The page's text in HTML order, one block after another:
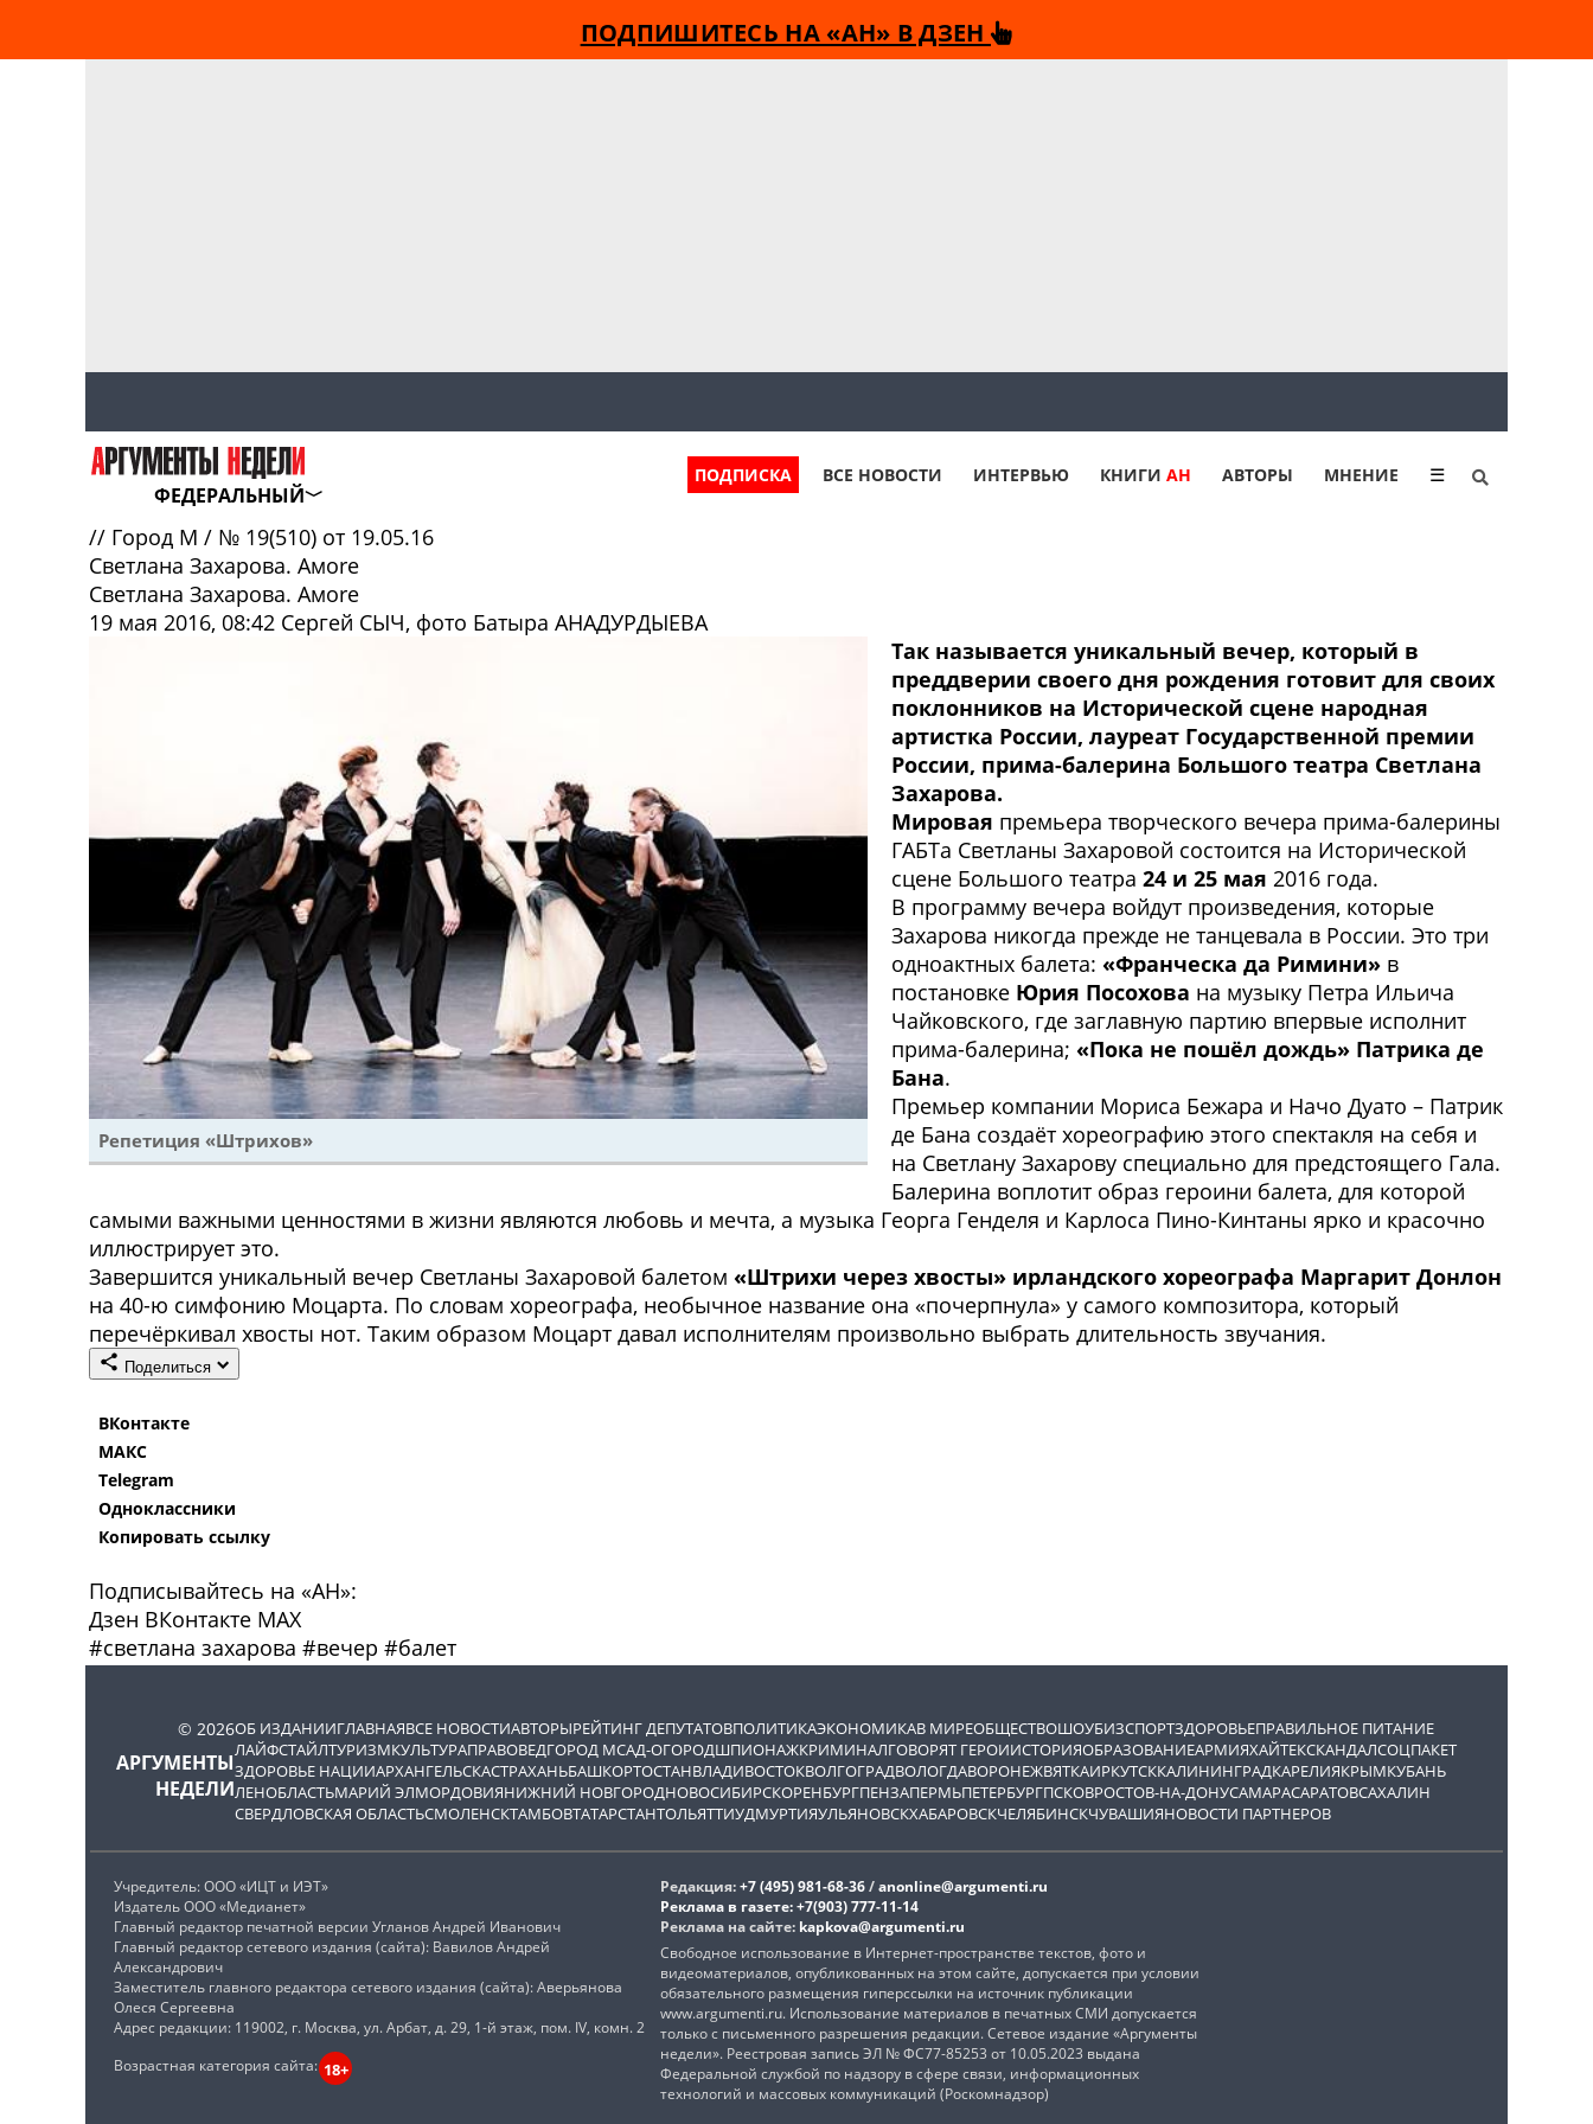
ПОДПИШИТЕСЬ НА «АН» В ДЗЕН
ФЕДЕРАЛЬНЫЙ
ПОДПИСКА ВСЕ НОВОСТИ ИНТЕРВЬЮ КНИГИ АН АВТОРЫ МНЕНИЕ ☰
// Город М / № 19(510) от 19.05.16
Светлана Захарова. Амore
Светлана Захарова. Амore
19 мая 2016, 08:42 Сергей СЫЧ, фото Батыра АНАДУРДЫЕВА
Репетиция «Штрихов»
Так называется уникальный вечер, который в
преддверии своего дня рождения готовит для своих
поклонников на Исторической сцене народная
артистка России, лауреат Государственной премии
России, прима-балерина Большого театра Светлана
Захарова.
Мировая премьера творческого вечера прима-балерины
ГАБТа Светланы Захаровой состоится на Исторической
сцене Большого театра 24 и 25 мая 2016 года.
В программу вечера войдут произведения, которые
Захарова никогда прежде не танцевала в России. Это три
одноактных балета: «Франческа да Римини»в
постановке Юрия Посохова на музыку Петра Ильича
Чайковского, где заглавную партию впервые исполнит
прима-балерина; «Пока не пошёл дождь» Патрика де
Бана.
Премьер компании Мориса Бежара и Начо Дуато – Патрик
де Бана создаёт хореографию этого спектакля на себя и
на Светлану Захарову специально для предстоящего Гала.
Балерина воплотит образ героини балета, для которой
самыми важными ценностями в жизни являются любовь и мечта, а музыка Георга Генделя и Карлоса Пино-Кинтаны ярко и красочно
иллюстрирует это.
Завершится уникальный вечер Светланы Захаровой балетом «Штрихи через хвосты» ирландского хореографа Маргарит Донлон
на 40-ю симфонию Моцарта. По словам хореографа, необычное название она «почерпнула» у самого композитора, который
перечёркивал хвосты нот. Таким образом Моцарт давал исполнителям произвольно выбрать длительность звучания.
Поделиться
ВКонтакте
МАКС
Telegram
Одноклассники
Копировать ссылку
Подписывайтесь на «АН»:
Дзен ВКонтакте МАХ
#светлана захарова #вечер #балет
© 2026
АРГУМЕНТЫ
НЕДЕЛИ
ОБ ИЗДАНИИГЛАВНАЯВСЕ НОВОСТИАВТОРЫРЕЙТИНГ ДЕПУТАТОВПОЛИТИКАЭКОНОМИКАВ МИРЕОБЩЕСТВОШОУБИЗСПОРТЗДОРОВЬЕПРАВИЛЬНОЕ ПИТАНИЕ
ЛАЙФСТАЙЛТУРИЗМКУЛЬТУРАПРАВОВЕДГОРОД МСАД-ОГОРОДШПИОНАЖКРИМИНАЛГОВОРЯТ ГЕРОИИСТОРИЯОБРАЗОВАНИЕАРМИЯХАЙТЕКСКАНДАЛСОЦПАКЕТ
ЗДОРОВЬЕ НАЦИИАРХАНГЕЛЬСКАСТРАХАНЬБАШКОРТОСТАНВЛАДИВОСТОКВОЛГОГРАДВОЛОГДАВОРОНЕЖВЯТКАИРКУТСККАЛИНИНГРАДКАРЕЛИЯКРЫМКУБАНЬ
ЛЕНОБЛАСТЬМАРИЙ ЭЛМОРДОВИЯНИЖНИЙ НОВГОРОДНОВОСИБИРСКОРЕНБУРГПЕНЗАПЕРМЬПЕТЕРБУРГПСКОВРОСТОВ-НА-ДОНУСАМАРАСАРАТОВСАХАЛИН
СВЕРДЛОВСКАЯ ОБЛАСТЬСМОЛЕНСКТАМБОВТАТАРСТАНТОЛЬЯТТИУДМУРТИЯУЛЬЯНОВСКХАБАРОВСКЧЕЛЯБИНСКЧУВАШИЯНОВОСТИ ПАРТНЕРОВ
Учредитель: ООО «ИЦТ и ИЭТ»
Издатель ООО «Медианет»
Главный редактор печатной версии Угланов Андрей Иванович
Главный редактор сетевого издания (сайта): Вавилов Андрей
Александрович
Заместитель главного редактора сетевого издания (сайта): Аверьянова
Олеся Сергеевна
Адрес редакции: 119002, г. Москва, ул. Арбат, д. 29, 1-й этаж, пом. IV, комн. 2
Возрастная категория сайта: 18+
Редакция:+7 (495) 981-68-36/anonline@argumenti.ru
Реклама в газете:+7(903) 777-11-14
Реклама на сайте: kapkova@argumenti.ru
Свободное использование в Интернет-пространстве текстов, фото и
видеоматериалов, опубликованных на этом сайте, допускается при условии
обязательного размещения гиперссылки на источник публикации
www.argumenti.ru. Использование материалов в печатных СМИ допускается
только с письменного разрешения редакции. Сетевое издание «Аргументы
недели». Реестровая запись ЭЛ № ФС77-85253 от 10.05.2023 выдана
Федеральной службой по надзору в сфере связи, информационных
технологий и массовых коммуникаций (Роскомнадзор)